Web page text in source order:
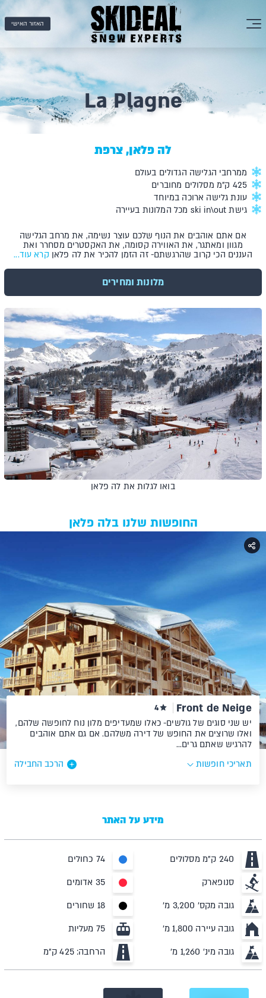
האזור האישי
La Plagne
לה פלאן, צרפת
ממרחבי הגלישה הגדולים בעולם
425 ק"מ מסלולים מחוברים
עונת גלישה ארוכה במיוחד
גישת ski in\out מכל המלונות בעיירה
אם אתם אוהבים את הנוף שלכם עוצר נשימה, את מרחב הגלישה
מגוון ומאתגר, את האווירה קסומה, את האקסטרים מסחרר ואת
העננים הכי קרוב שהרגשתם- זה הזמן להכיר את לה פלאן קרא עוד...
מלונות ומחירים
בואו לגלות את לה פלאן
החופשות שלנו בלה פלאן
Front de Neige
4
יש שני סוגים של גולשים- כאלו שמעדיפים מלון נוח לחופשה שלהם,
ואלו שרוצים את החופש של דירה משלהם. אם גם אתם אוהבים
להרגיש שאתם גרים…
תאריכי חופשות
הרכב החבילה
מידע על האתר
240 ק"מ מסלולים 74 כחולים
סנופארק 35 אדומים
גובה מקס' 3,200 מ' 18 שחורים
גובה עיירה 1,800 מ' 75 מעליות
גובה מינ' 1,260 מ' הרחבה: 425 ק"מ